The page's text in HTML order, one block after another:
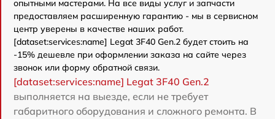
опытными мастерами. На все виды услуг и запчасти
предоставляем расширенную гарантию - мы в сервисном
центр уверены в качестве наших работ.
[dataset:services:name] Legat 3F40 Gen.2 будет стоить на
-15% дешевле при оформлении заказа на сайте через
звонок или форму обратной связи.
[dataset:services:name] Legat 3F40 Gen.2
выполняется на выезде, если не требует
габаритного оборудования и сложного ремонта. В